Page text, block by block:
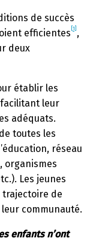
de succès
efficientes [1] ,
deux
établir les
leur
adéquats.
toutes les
réseau
organismes
Les jeunes
trajectoire de
communauté.
enfants n’ont